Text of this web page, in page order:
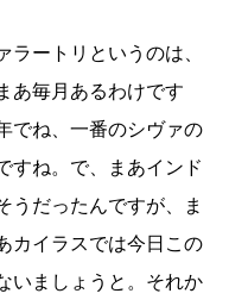
ートリというのは、
あ毎月あるわけです
ね、一番のシヴァの
すね。で、まあインド
うだったんですが、ま
カイラスでは今日この
いましょうと。それか